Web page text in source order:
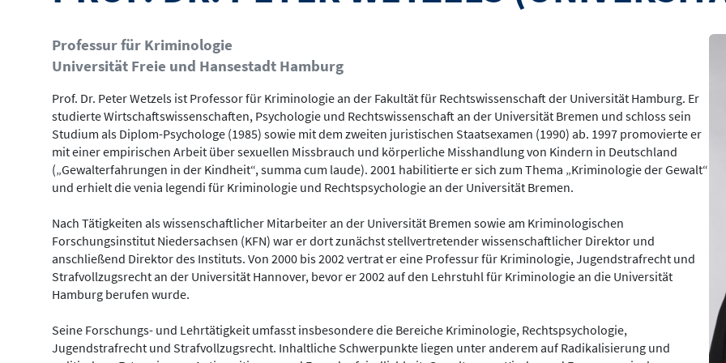
Professur für Kriminologie
Universität Freie und Hansestadt Hamburg
Prof. Dr. Peter Wetzels ist Professor für Kriminologie an der Fakultät für Rechtswissenschaft der Universität Hamburg. Er
studierte Wirtschaftswissenschaften, Psychologie und Rechtswissenschaft an der Universität Bremen und schloss sein
Studium als Diplom-Psychologe (1985) sowie mit dem zweiten juristischen Staatsexamen (1990) ab. 1997 promovierte er
mit einer empirischen Arbeit über sexuellen Missbrauch und körperliche Misshandlung von Kindern in Deutschland
(„Gewalterfahrungen in der Kindheit“, summa cum laude). 2001 habilitierte er sich zum Thema „Kriminologie der Gewalt“
und erhielt die venia legendi für Kriminologie und Rechtspsychologie an der Universität Bremen.
Nach Tätigkeiten als wissenschaftlicher Mitarbeiter an der Universität Bremen sowie am Kriminologischen
Forschungsinstitut Niedersachsen (KFN) war er dort zunächst stellvertretender wissenschaftlicher Direktor und
anschließend Direktor des Instituts. Von 2000 bis 2002 vertrat er eine Professur für Kriminologie, Jugendstrafrecht und
Strafvollzugsrecht an der Universität Hannover, bevor er 2002 auf den Lehrstuhl für Kriminologie an die Universität
Hamburg berufen wurde.
Seine Forschungs- und Lehrtätigkeit umfasst insbesondere die Bereiche Kriminologie, Rechtspsychologie,
Jugendstrafrecht und Strafvollzugsrecht. Inhaltliche Schwerpunkte liegen unter anderem auf Radikalisierung und